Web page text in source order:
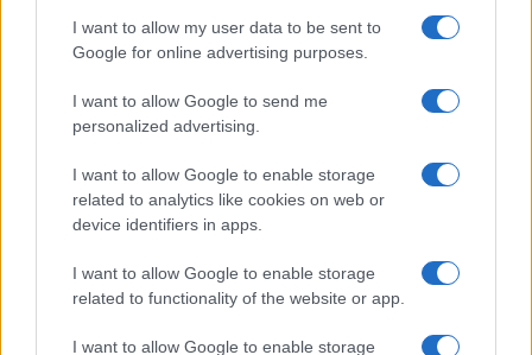
I want to allow my user data to be sent to
Google for online advertising purposes.
I want to allow Google to send me
personalized advertising.
I want to allow Google to enable storage
related to analytics like cookies on web or
device identifiers in apps.
I want to allow Google to enable storage
related to functionality of the website or app.
I want to allow Google to enable storage
KAPCSOLÓDÓ HÍREK
Bannolják a TikTokot, a Facebook jár jól
Bármikor megszűnhet a TikTok
A TikTok betiltja a szépségszűrőket a fiatalok körében
Hogyan használják a bűnbandák a közösségi médiát
pénzmosásra?
Trump mentőöve megmentette - de hamarosan végleg